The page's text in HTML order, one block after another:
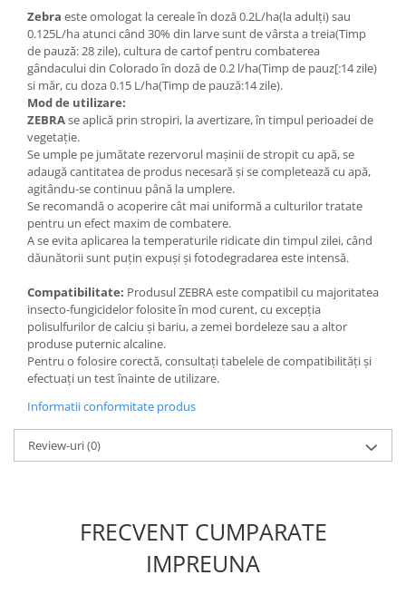
Ingrasaminte plante - ECOLOGICE
Ingrasaminte plante - FLORI
Ingrasaminte plante - FLORI - GEL
Casa, Gradina
Accesorii agricole
Accesorii gard electric
Accesorii irigat
Araci/ Suporti plante
Candele / Rezerve / Lumanari
Carabine/ carlige
Diverse casa si gradina
Diverse depozitare
Echipament protectie gradina
Fir/Ata de legat
Foarfeci
Furtun / banda / tub
Motofierastrau / Drujba
Zebra este omologat la cereale în doză 0.2L/ha(la adulţi) sau
0.125L/ha atunci când 30% din larve sunt de vârsta a treia(Timp
de pauză: 28 zile), cultura de cartof pentru combaterea
gândacului din Colorado în doză de 0.2 l/ha(Timp de pauz[:14 zile)
si măr, cu doza 0.15 L/ha(Timp de pauză:14 zile).
Mod de utilizare:
ZEBRAse aplică prin stropiri, la avertizare, în timpul perioadei de
vegetaţie.
Se umple pe jumătate rezervorul maşinii de stropit cu apă, se
adaugă cantitatea de produs necesară şi se completează cu apă,
agitându-se continuu până la umplere.
Se recomandă o acoperire cât mai uniformă a culturilor tratate
pentru un efect maxim de combatere.
A se evita aplicarea la temperaturile ridicate din timpul zilei, când
dăunătorii sunt puţin expuşi şi fotodegradarea este intensă.
Compatibilitate: Produsul ZEBRA este compatibil cu majoritatea
insecto-fungicidelor folosite în mod curent, cu excepţia
polisulfurilor de calciu şi bariu, a zemei bordeleze sau a altor
produse puternic alcaline.
Pentru o folosire corectă, consultaţi tabelele de compatibilităţi şi
efectuaţi un test înainte de utilizare.
Informatii conformitate produs
Review-uri(0)
FRECVENT CUMPARATE
IMPREUNA